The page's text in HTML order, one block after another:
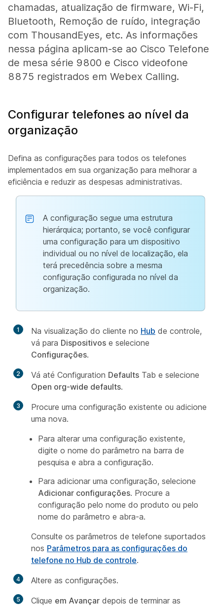
chamadas, atualização de firmware, Wi-Fi,
Bluetooth, Remoção de ruído, integração
com ThousandEyes, etc. As informações
nessa página aplicam-se ao Cisco Telefone
de mesa série 9800 e Cisco videofone
8875 registrados em Webex Calling.
Configurar telefones ao nível da
organização
Defina as configurações para todos os telefones
implementados em sua organização para melhorar a
eficiência e reduzir as despesas administrativas.
A configuração segue uma estrutura
hierárquica; portanto, se você configurar
uma configuração para um dispositivo
individual ou no nível de localização, ela
terá precedência sobre a mesma
configuração configurada no nível da
organização.
1 Na visualização do cliente no Hub de controle,
vá para Dispositivos e selecione
Configurações.
2 Vá até Configuration Defaults Tab e selecione
Open org-wide defaults.
3
Procure uma configuração existente ou adicione
uma nova.
Para alterar uma configuração existente,
digite o nome do parâmetro na barra de
pesquisa e abra a configuração.
Para adicionar uma configuração, selecione
Adicionar configurações. Procure a
configuração pelo nome do produto ou pelo
nome do parâmetro e abra-a.
Consulte os parâmetros de telefone suportados
nos Parâmetros para as configurações do
telefone no Hub de controle.
4 Altere as configurações.
5 Clique em Avançar depois de terminar as